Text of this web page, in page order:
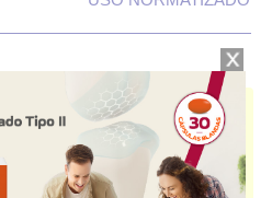
coriónica
y se indica como
porMerck Seronoy cuenta con 1